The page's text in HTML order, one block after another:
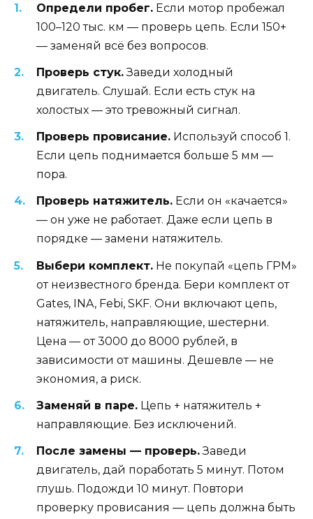
Определи пробег. Если мотор пробежал
100–120 тыс. км — проверь цепь. Если 150+
— заменяй всё без вопросов.
Проверь стук.Заведи холодный
двигатель. Слушай. Если есть стук на
холостых — это тревожный сигнал.
Проверь провисание. Используй способ 1.
Если цепь поднимается больше 5 мм —
пора.
Проверь натяжитель. Если он «качается»
— он уже не работает. Даже если цепь в
порядке — замени натяжитель.
Выбери комплект. Не покупай «цепь ГРМ»
от неизвестного бренда. Бери комплект от
Gates, INA, Febi, SKF. Они включают цепь,
натяжитель, направляющие, шестерни.
Цена — от 3000 до 8000 рублей, в
зависимости от машины. Дешевле — не
экономия, а риск.
Заменяй в паре. Цепь + натяжитель +
направляющие. Без исключений.
После замены — проверь.Заведи
двигатель, дай поработать 5 минут. Потом
глушь. Подожди 10 минут. Повтори
проверку провисания — цепь должна быть